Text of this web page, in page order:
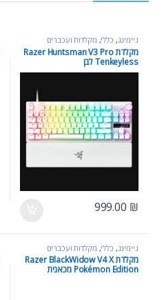
גיימינג, כללי, מקלדות ועכברים
מקלדת Razer Huntsman V3 Pro
Tenkeyless לבן
999.00 ₪
גיימינג, כללי, מקלדות ועכברים
מקלדת Razer BlackWidow V4 X
Pokémon Edition מכאנית